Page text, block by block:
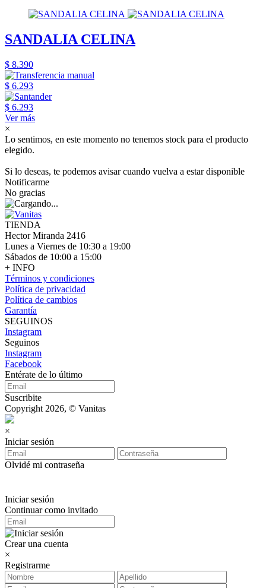
SANDALIA CELINA
$ 8.390
$ 6.293
$ 6.293
Ver más
×
Lo sentimos, en este momento no tenemos stock para el producto
elegido.
Si lo deseas, te podemos avisar cuando vuelva a estar disponible
Notificarme
No gracias
TIENDA
Hector Miranda 2416
Lunes a Viernes de 10:30 a 19:00
Sábados de 10:00 a 15:00
+ INFO
Términos y condiciones
Política de privacidad
Política de cambios
Garantía
SEGUINOS
Instagram
Seguinos
Instagram
Facebook
Entérate de lo último
Suscribite
Copyright 2026, © Vanitas
×
Iniciar sesión
Olvidé mi contraseña
Iniciar sesión
Continuar como invitado
Crear una cuenta
×
Registrarme